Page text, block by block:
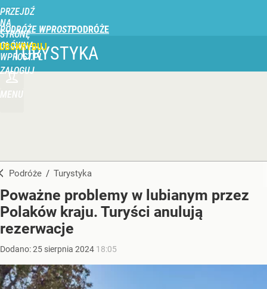
PRZEJDŹ
NA
STRONĘ
GŁÓWNĄ
WPROST.PL
PODRÓŻE WPROST
ZALOGUJ
MENU
TURYSTYKA
Podróże / Turystyka
Poważne problemy w lubianym przez
Polaków kraju. Turyści anulują
rezerwacje
Dodano:25 sierpnia 2024 18:05